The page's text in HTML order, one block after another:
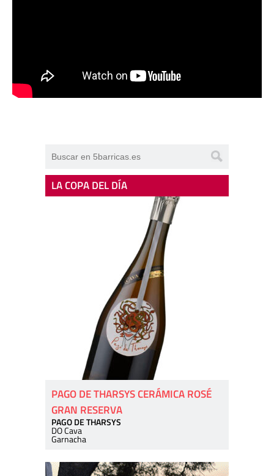
LA COPA DEL DÍA
PAGO DE THARSYS CERÁMICA ROSÉ
GRAN RESERVA
PAGO DE THARSYS
DO Cava
Garnacha